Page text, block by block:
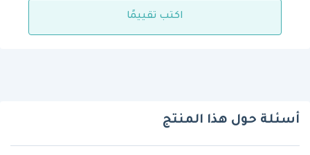
اكتب تقييمًا
أسئلة حول هذا المنتج